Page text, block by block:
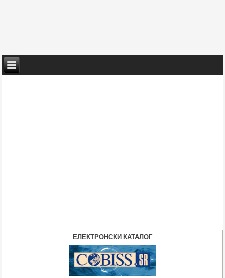
ЕЛЕКТРОНСКИ КАТАЛОГ